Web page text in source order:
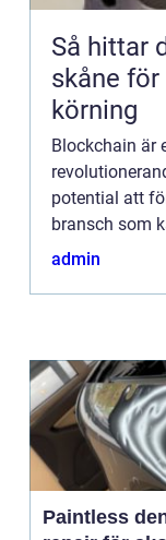
Så hittar
skåne
körning
Blockchain är
potential att
bransch som
bilindustrin,
admin
Paintless